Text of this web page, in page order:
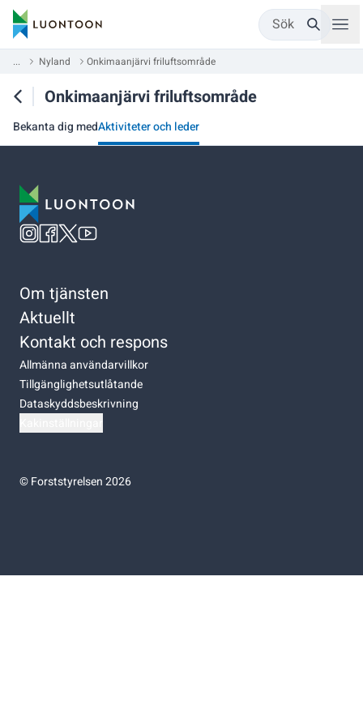
Sök
... Nyland Onkimaanjärvi friluftsområde
Onkimaanjärvi friluftsområde
Bekanta dig medAktiviteter och leder
Om tjänsten
Aktuellt
Kontakt och respons
Allmänna användarvillkor
Tillgänglighetsutlåtande
Dataskyddsbeskrivning
©Forststyrelsen 2026